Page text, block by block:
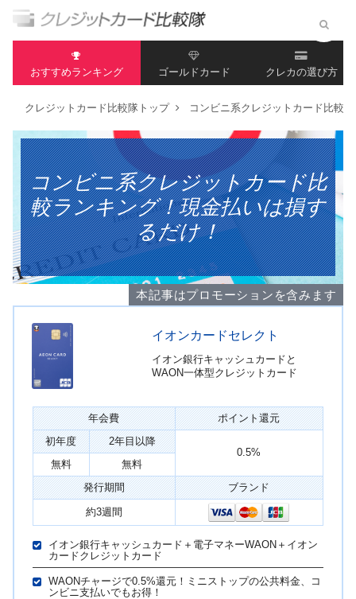
おすすめランキング ゴールドカード クレカの選び方
クレジットカード比較隊トップ コンビニ系クレジットカード比較
コンビニ系クレジットカード比
較ランキング！現金払いは損す
るだけ！
本記事はプロモーションを含みます
イオンカードセレクト
イオン銀行キャッシュカードと
WAON一体型クレジットカード
年会費
ポイント還元
初年度
2年目以降
0.5%
無料
無料
発行期間
ブランド
約3週間
イオン銀行キャッシュカード＋電子マネーWAON＋イオン
カードクレジットカード
WAONチャージで0.5%還元！ミニストップの公共料金、コ
ンビニ支払いでもお得！